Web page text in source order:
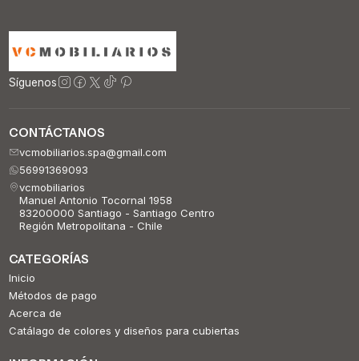
Síguenos
CONTÁCTANOS
vcmobiliarios.spa@gmail.com
56991369093
vcmobiliarios
Manuel Antonio Tocornal 1958
83200000 Santiago - Santiago Centro
Región Metropolitana - Chile
CATEGORÍAS
Inicio
Métodos de pago
Acerca de
Catálago de colores y diseños para cubiertas